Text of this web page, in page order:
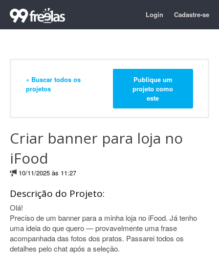
Login Cadastre-se
« Buscar todos os
projetos
Publique um
projeto como
este
Criar banner para loja no
iFood
10/11/2025 às 11:27
Descrição do Projeto:
Olá!
Preciso de um banner para a minha loja no iFood. Já tenho
uma ideia do que quero — provavelmente uma frase
acompanhada das fotos dos pratos. Passarei todos os
detalhes pelo chat após a seleção.